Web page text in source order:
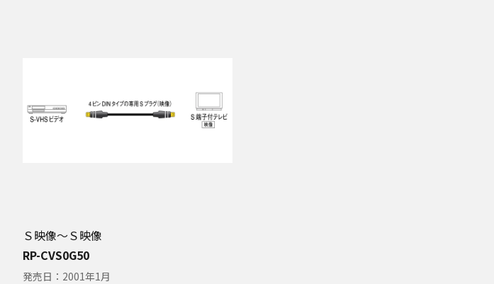
Ｓ映像～Ｓ映像
RP-CVS0G50
発売日： 2001年1月